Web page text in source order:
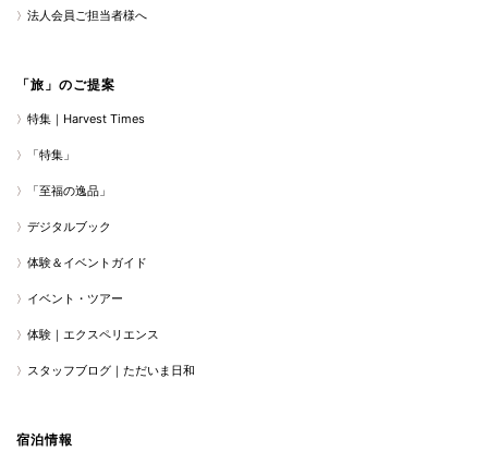
法人会員ご担当者様へ
「旅」のご提案
特集｜Harvest Times
「特集」
「至福の逸品」
デジタルブック
体験＆イベントガイド
イベント・ツアー
体験｜エクスペリエンス
スタッフブログ｜ただいま日和
宿泊情報